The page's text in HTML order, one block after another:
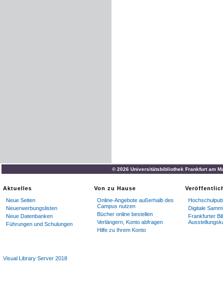
© 2026 Universitätsbibliothek Frankfurt am
Aktuelles
Neue Seiten
Neuerwerbungslisten
Neue Datenbanken
Führungen und Schulungen
Von zu Hause
Online-Angebote außerhalb des
Campus nutzen
Bücher online bestellen
Verlängern, Konto abfragen
Hilfe zu Ihrem Konto
Digitale
Frankfurter
Visual Library Server 2018